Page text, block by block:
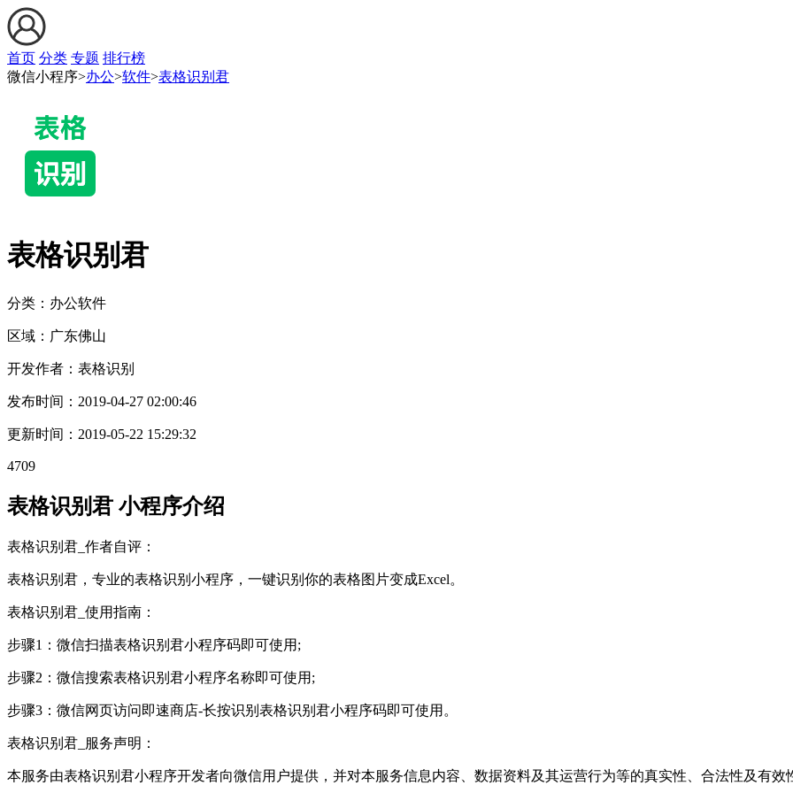
首页 分类 专题 排行榜
微信小程序>办公>软件>表格识别君
表格识别君
分类：办公软件
区域： 广东佛山
开发作者： 表格识别
发布时间： 2019-04-27 02:00:46
更新时间： 2019-05-22 15:29:32
4709
表格识别君 小程序介绍
表格识别君_作者自评：
表格识别君，专业的表格识别小程序，一键识别你的表格图片变成Excel。
表格识别君_使用指南：
步骤1：微信扫描表格识别君小程序码即可使用;
步骤2：微信搜索表格识别君小程序名称即可使用;
步骤3：微信网页访问即速商店-长按识别表格识别君小程序码即可使用。
表格识别君_服务声明：
本服务由表格识别君小程序开发者向微信用户提供，并对本服务信息内容、数据资料及其运营行为等的真实性、合法性及有效